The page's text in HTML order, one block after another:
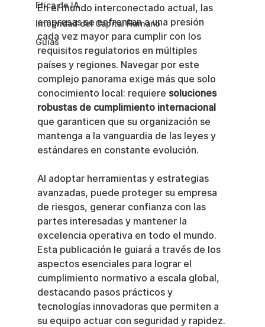
Etica de IA
Integridad del Capital Humano
Guias
En el mundo interconectado actual, las
empresas se enfrentan a una presión
cada vez mayor para cumplir con los
requisitos regulatorios en múltiples
países y regiones. Navegar por este
complejo panorama exige más que solo
conocimiento local: requiere soluciones
robustas de cumplimiento internacional
que garanticen que su organización se
mantenga a la vanguardia de las leyes y
estándares en constante evolución.
Al adoptar herramientas y estrategias
avanzadas, puede proteger su empresa
de riesgos, generar confianza con las
partes interesadas y mantener la
excelencia operativa en todo el mundo.
Esta publicación le guiará a través de los
aspectos esenciales para lograr el
cumplimiento normativo a escala global,
destacando pasos prácticos y
tecnologías innovadoras que permiten a
su equipo actuar con seguridad y rapidez.